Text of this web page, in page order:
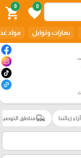
0
favorite
0
shopping_cart
بهارات وتوابل مواد
آراء زبائننا commuteمناطق